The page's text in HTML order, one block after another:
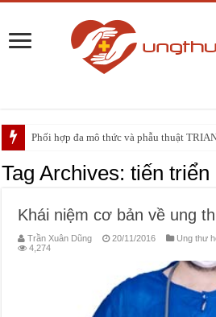
Phối hợp đa mô thức và phẫu thuật
PHẪU THUẬT NEUHAUS: GIẢI PHÁP
Tag Archives:tiến triển
Khái niệm cơ bản về ung
Trần Xuân Dũng 20/11/2016 Ung thư
4,274